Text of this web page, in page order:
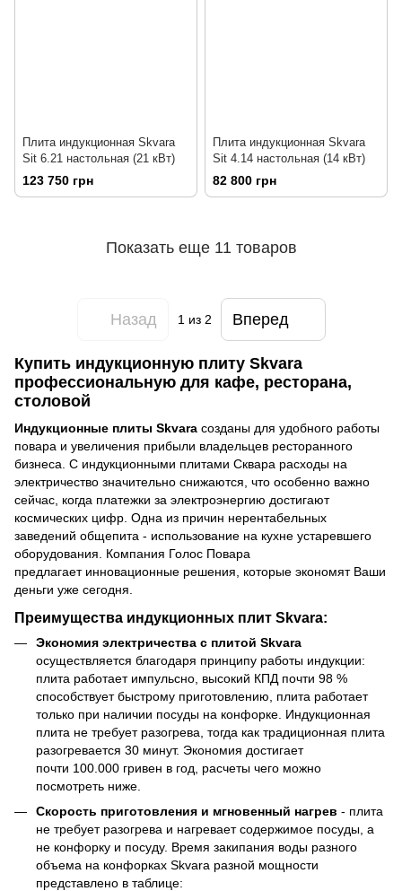
Плита индукционная Skvara
Sit 6.21 настольная (21 кВт)
123 750 грн
Плита индукционная Skvara
Sit 4.14 настольная (14 кВт)
82 800 грн
Показать еще 11 товаров
Назад 1из 2 Вперед
Купить индукционную плиту Skvara
профессиональную для кафе, ресторана,
столовой
Индукционные плиты Skvara созданы для удобного работы
повара и увеличения прибыли владельцев ресторанного
бизнеса. С индукционными плитами Сквара расходы на
электричество значительно снижаются, что особенно важно
сейчас, когда платежки за электроэнергию достигают
космических цифр. Одна из причин нерентабельных
заведений общепита - использование на кухне устаревшего
оборудования. Компания Голос Повара
предлагает инновационные решения, которые экономят Ваши
деньги уже сегодня.
Преимущества индукционных плит Skvara:
Экономия электричества с плитой Skvara
осуществляется благодаря принципу работы индукции:
плита работает импульсно, высокий КПД почти 98 %
способствует быстрому приготовлению, плита работает
только при наличии посуды на конфорке. Индукционная
плита не требует разогрева, тогда как традиционная плита
разогревается 30 минут. Экономия достигает
почти 100.000 гривен в год, расчеты чего можно
посмотреть ниже.
Скорость приготовления и мгновенный нагрев - плита
не требует разогрева и нагревает содержимое посуды, а
не конфорку и посуду. Время закипания воды разного
объема на конфорках Skvara разной мощности
представлено в таблице: